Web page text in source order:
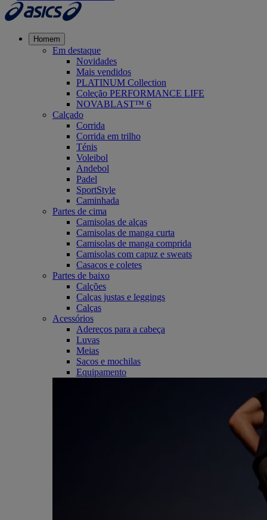
Homem
Em destaque
Novidades
Mais vendidos
PLATINUM Collection
Coleção PERFORMANCE LIFE
NOVABLAST™ 6
Calçado
Corrida
Corrida em trilho
Ténis
Voleibol
Andebol
Padel
SportStyle
Caminhada
Partes de cima
Camisolas de alças
Camisolas de manga curta
Camisolas de manga comprida
Camisolas com capuz e sweats
Casacos e coletes
Partes de baixo
Calções
Calças justas e leggings
Calças
Acessórios
Adereços para a cabeça
Luvas
Meias
Sacos e mochilas
Equipamento